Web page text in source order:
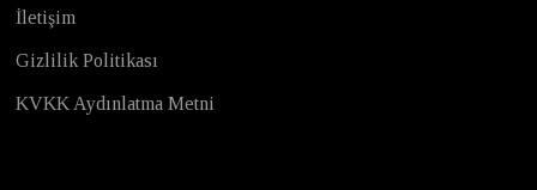
İletişim
Gizlilik Politikası
KVKK Aydınlatma Metni